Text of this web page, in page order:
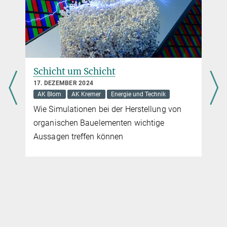
Schicht um Schicht
17. DEZEMBER 2024
AK Blom
AK Kremer Energie und Technik
Wie Simulationen bei der Herstellung von
organischen Bauelementen wichtige
Aussagen treffen können